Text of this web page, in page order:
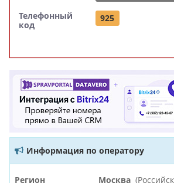
Телефонный
код
925
Информация по оператору
Регион Москва